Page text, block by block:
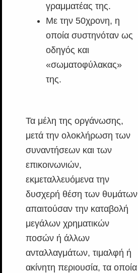
γραμματέας της.
Με την 50χρονη, η
οποία συστηνόταν ως
οδηγός και
«σωματοφύλακας»
της.
Τα μέλη της οργάνωσης,
μετά την ολοκλήρωση των
συναντήσεων και των
επικοινωνιών,
εκμεταλλευόμενα την
δυσχερή θέση των θυμάτων
απαιτούσαν την καταβολή
μεγάλων χρηματικών
ποσών ή άλλων
ανταλλαγμάτων, τιμαλφή ή
ακίνητη περιουσία, τα οποία